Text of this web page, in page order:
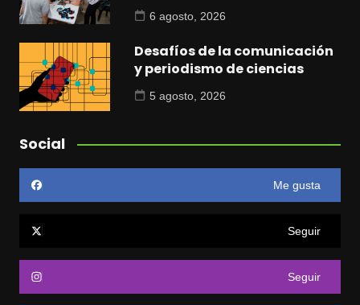
6 agosto, 2026
Desafíos de la comunicación
y periodismo de ciencias
5 agosto, 2026
Social
Me gusta
Seguir
Seguir